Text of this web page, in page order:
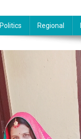
Politics Regional